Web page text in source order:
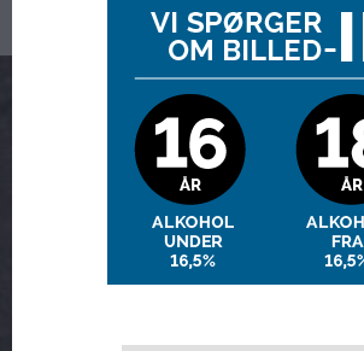
Arrangementer